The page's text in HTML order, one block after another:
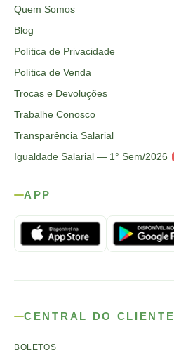
Quem Somos
Blog
Política de Privacidade
Política de Venda
Trocas e Devoluções
Trabalhe Conosco
Transparência Salarial
Igualdade Salarial — 1° Sem/2026
APP
CENTRAL DO CLIENTE
BOLETOS